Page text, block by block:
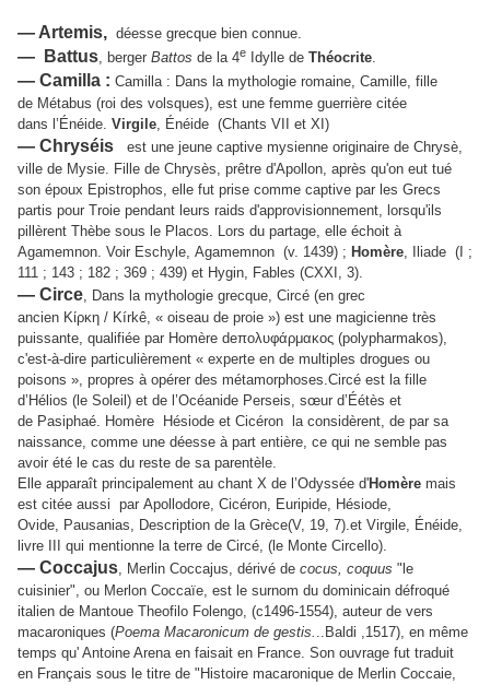
— Artemis, déesse grecque bien connue.
— Battus, berger Battos de la 4e Idylle de Théocrite.
— Camilla : Camilla : Dans la mythologie romaine, Camille, fille
de Métabus (roi des volsques), est une femme guerrière citée
dans l’Énéide. Virgile, Énéide (Chants VII et XI)
— Chryséis
est une jeune captive mysienne originaire de Chrysè,
ville de Mysie. Fille de Chrysès, prêtre d'Apollon, après qu'on eut tué
son époux Epistrophos, elle fut prise comme captive par les Grecs
partis pour Troie pendant leurs raids d'approvisionnement, lorsqu'ils
pillèrent Thèbe sous le Placos. Lors du partage, elle échoit à
Agamemnon. Voir Eschyle, Agamemnon (v. 1439) ; Homère, Iliade (I ;
111 ; 143 ; 182 ; 369 ; 439) et Hygin, Fables (CXXI, 3).
— Circe, Dans la mythologie grecque, Circé (en grec
ancien Κίρκη / Kírkê, « oiseau de proie ») est une magicienne très
puissante, qualifiée par Homère deπολυφάρμακος (polypharmakos),
c'est-à-dire particulièrement « experte en de multiples drogues ou
poisons », propres à opérer des métamorphoses.Circé est la fille
d’Hélios (le Soleil) et de l’Océanide Perseis, sœur d’Éétès et
de Pasiphaé. Homère Hésiode et Cicéron la considèrent, de par sa
naissance, comme une déesse à part entière, ce qui ne semble pas
avoir été le cas du reste de sa parentèle.
Elle apparaît principalement au chant X de l’Odyssée d'Homère mais
est citée aussi par Apollodore, Cicéron, Euripide, Hésiode,
Ovide, Pausanias, Description de la Grèce(V, 19, 7).et Virgile, Énéide,
livre III qui mentionne la terre de Circé, (le Monte Circello).
— Coccajus, Merlin Coccajus, dérivé de cocus, coquus "le
cuisinier", ou Merlon Coccaïe, est le surnom du dominicain défroqué
italien de Mantoue Theofilo Folengo, (c1496-1554), auteur de vers
macaroniques (Poema Macaronicum de gestis. ..Baldi ,1517), en même
temps qu' Antoine Arena en faisait en France. Son ouvrage fut traduit
en Français sous le titre de "Histoire macaronique de Merlin Coccaie,